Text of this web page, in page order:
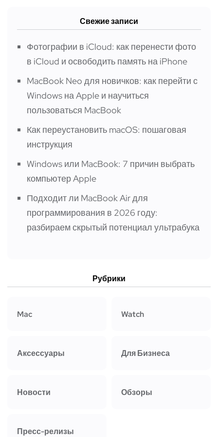
Свежие записи
Фотографии в iCloud: как перенести фото
в iCloud и освободить память на iPhone
MacBook Neo для новичков: как перейти с
Windows на Apple и научиться
пользоваться MacBook
Как переустановить macOS: пошаговая
инструкция
Windows или MacBook: 7 причин выбрать
компьютер Apple
Подходит ли MacBook Air для
программирования в 2026 году:
разбираем скрытый потенциал ультрабука
Рубрики
Mac Watch
Аксессуары Для Бизнеса
Новости Обзоры
Пресс-релизы